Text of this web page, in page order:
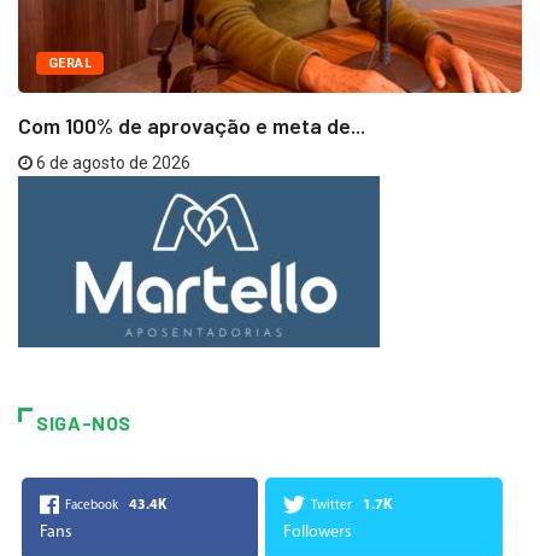
GERAL
Com 100% de aprovação e meta de...
6 de agosto de 2026
SIGA-NOS
Facebook 43.4K
Fans
Twitter 1.7K
Followers